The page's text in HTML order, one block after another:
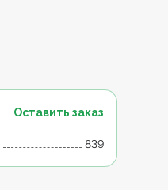
Оставить заказ
839